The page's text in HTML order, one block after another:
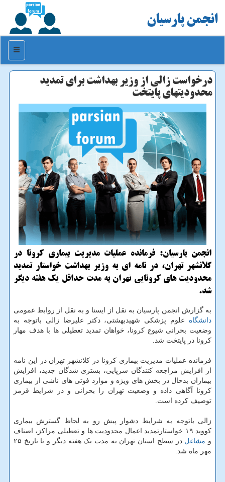
انجمن پارسیان
منو
درخواست زالی از وزیر بهداشت برای تمدید
محدودیتهای پایتخت
انجمن پارسیان: فرمانده عملیات مدیریت بیماری كرونا در
كلانشهر تهران، در نامه ای به وزیر بهداشت خواستار تمدید
محدودیت های كرونایی تهران به مدت حداقل یك هفته دیگر
شد.
به گزارش انجمن پارسیان به نقل از ایسنا و به نقل از روابط عمومی
دانشگاه علوم پزشکی شهیدبهشتی، دکتر علیرضا زالی باتوجه به
وضعیت بحرانی شیوع کرونا، خواهان تمدید تعطیلی ها با هدف مهار
کرونا در پایتخت شد.
فرمانده عملیات مدیریت بیماری کرونا در کلانشهر تهران در این نامه
از افزایش مراجعه کنندگان سرپایی، بستری شدگان جدید، افزایش
بیماران بدحال در بخش های ویژه و موارد فوتی های ناشی از بیماری
کرونا آگاهی داده و وضعیت تهران را بحرانی و در شرایط قرمز
توصیف کرده است.
زالی باتوجه به شرایط دشوار پیش رو به لحاظ گسترش بیماری
کووید ۱۹ خواستارتمدید اعمال محدودیت ها و تعطیلی مراکز، اصناف
و مشاغل
در سطح استان تهران به مدت یک هفته دیگر و تا تاریخ ۲۵
مهر ماه شد.